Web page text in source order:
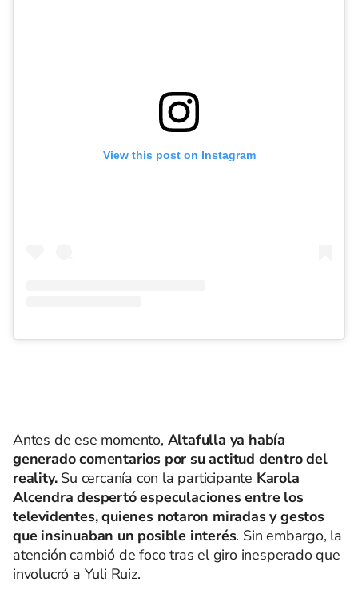
View this post on Instagram
Antes de ese momento, Altafulla ya había
generado comentarios por su actitud dentro del
reality.Su cercanía con la participante Karola
Alcendra despertó especulaciones entre los
televidentes, quienes notaron miradas y gestos
que insinuaban un posible interés. Sin embargo, la
atención cambió de foco tras el giro inesperado que
involucró a Yuli Ruiz.